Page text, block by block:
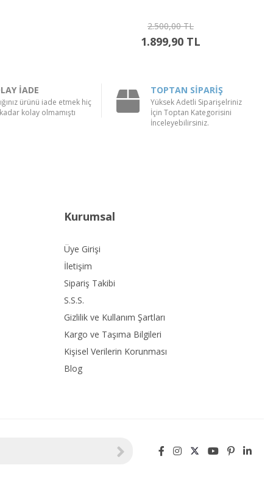
2.500,00 TL
1.899,90 TL
İADE
ürünü iade etmek hiç
kolay olmamıştı
TOPTAN SİPARİŞ
Yüksek Adetli Siparişelriniz
İçin Toptan Kategorisini
İnceleyebilirsiniz.
Kurumsal
Üye Girişi
İletişim
Sipariş Takibi
S.S.S.
Gizlilik ve Kullanım Şartları
Kargo ve Taşıma Bilgileri
Kişisel Verilerin Korunması
Blog